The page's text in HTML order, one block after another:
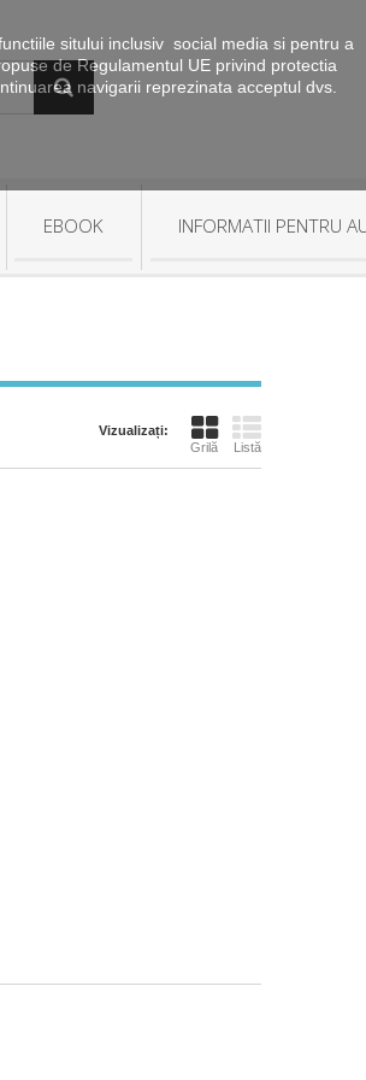
sitului inclusiv social media si pentru a
de Regulamentul UE privind protectia
navigarii reprezinata acceptul dvs.
EBOOK INFORMATII PENTRU
Vizualizați:
Grilă
Listă